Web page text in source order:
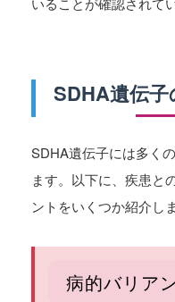
SDHA遺伝
SDHA遺伝子には多く
ます。以下に、疾患と
ントをいくつか紹介しま
病的バリア